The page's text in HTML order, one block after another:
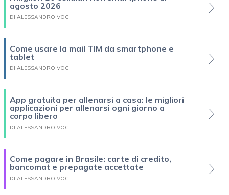
agosto 2026
DI ALESSANDRO VOCI
Come usare la mail TIM da smartphone e
tablet
DI ALESSANDRO VOCI
App gratuita per allenarsi a casa: le migliori
applicazioni per allenarsi ogni giorno a
corpo libero
DI ALESSANDRO VOCI
Come pagare in Brasile: carte di credito,
bancomat e prepagate accettate
DI ALESSANDRO VOCI